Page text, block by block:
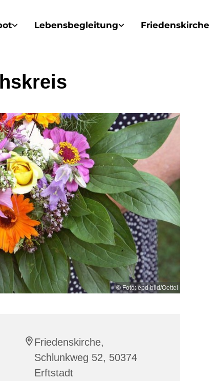
Lebensbegleitung Friedenskirche
© Foto: epd bild/Oettel
Friedenskirche,
Schlunkweg 52, 50374
Erftstadt